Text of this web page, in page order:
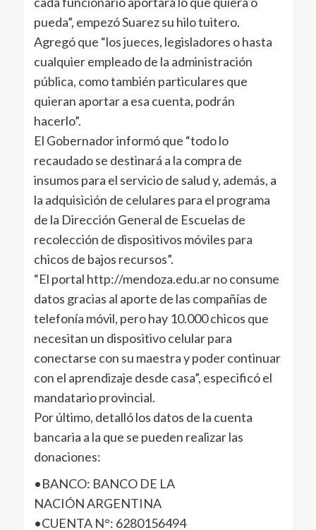
pueda”, empezó Suarez su hilo tuitero.
Agregó que “los jueces, legisladores o hasta
cualquier empleado de la administración
pública, como también particulares que
quieran aportar a esa cuenta, podrán
hacerlo”.
El Gobernador informó que “todo lo
recaudado se destinará a la compra de
insumos para el servicio de salud y, además, a
la adquisición de celulares para el programa
de la Dirección General de Escuelas de
recolección de dispositivos móviles para
chicos de bajos recursos”.
“El portal http://mendoza.edu.ar no consume
datos gracias al aporte de las compañías de
telefonía móvil, pero hay 10.000 chicos que
necesitan un dispositivo celular para
conectarse con su maestra y poder continuar
con el aprendizaje desde casa”, especificó el
mandatario provincial.
Por último, detalló los datos de la cuenta
bancaria a la que se pueden realizar las
donaciones:
•BANCO: BANCO DE LA
NACIÓN ARGENTINA
•CUENTA N°: 6280156494